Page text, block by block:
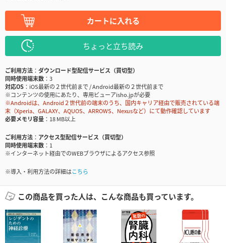
カートに入れる
ちょっと立ち読み
ご利用方法
ダウンロード型配信サービス（買切型）
同時使用端末数
3
対応OS
iOS最新の２世代前まで / Android最新の２世代前まで
※コンテンツの使用にあたり、専用ビューアisho.jpが必要
※Androidは、Android２世代前の端末のうち、国内キャリア経由で販売されている端
末（Xperia、GALAXY、AQUOS、ARROWS、Nexusなど）にて動作確認しています
必要メモリ容量
18 MB以上
ご利用方法
アクセス型配信サービス（買切型）
同時使用端末数
1
※インターネット経由でのWEBブラウザによるアクセス参照
※導入・利用方法の詳細はこちら
この商品を買った人は、こんな商品も買っています。